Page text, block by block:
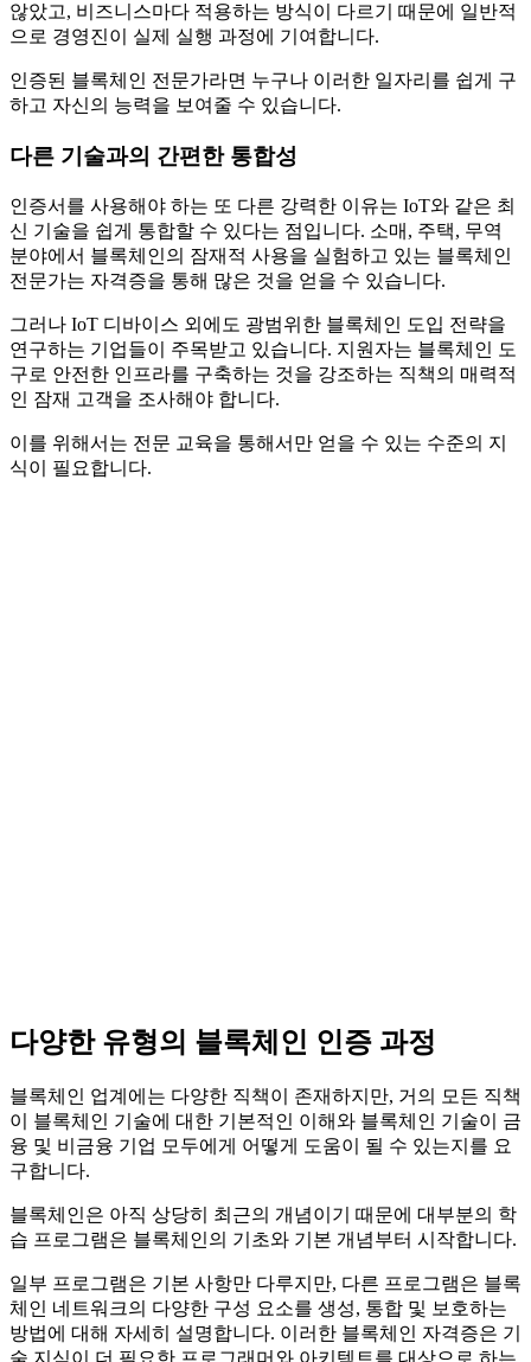
않았고, 비즈니스마다 적용하는 방식이 다르기 때문에 일반적
으로 경영진이 실제 실행 과정에 기여합니다.
인증된 블록체인 전문가라면 누구나 이러한 일자리를 쉽게 구
하고 자신의 능력을 보여줄 수 있습니다.
다른 기술과의 간편한 통합성
인증서를 사용해야 하는 또 다른 강력한 이유는 IoT와 같은 최
신 기술을 쉽게 통합할 수 있다는 점입니다. 소매, 주택, 무역
분야에서 블록체인의 잠재적 사용을 실험하고 있는 블록체인
전문가는 자격증을 통해 많은 것을 얻을 수 있습니다.
그러나 IoT 디바이스 외에도 광범위한 블록체인 도입 전략을
연구하는 기업들이 주목받고 있습니다. 지원자는 블록체인 도
구로 안전한 인프라를 구축하는 것을 강조하는 직책의 매력적
인 잠재 고객을 조사해야 합니다.
이를 위해서는 전문 교육을 통해서만 얻을 수 있는 수준의 지
식이 필요합니다.
다양한 유형의 블록체인 인증 과정
블록체인 업계에는 다양한 직책이 존재하지만, 거의 모든 직책
이 블록체인 기술에 대한 기본적인 이해와 블록체인 기술이 금
융 및 비금융 기업 모두에게 어떻게 도움이 될 수 있는지를 요
구합니다.
블록체인은 아직 상당히 최근의 개념이기 때문에 대부분의 학
습 프로그램은 블록체인의 기초와 기본 개념부터 시작합니다.
일부 프로그램은 기본 사항만 다루지만, 다른 프로그램은 블록
체인 네트워크의 다양한 구성 요소를 생성, 통합 및 보호하는
방법에 대해 자세히 설명합니다. 이러한 블록체인 자격증은 기
술 지식이 더 필요한 프로그래머와 아키텍트를 대상으로 하는